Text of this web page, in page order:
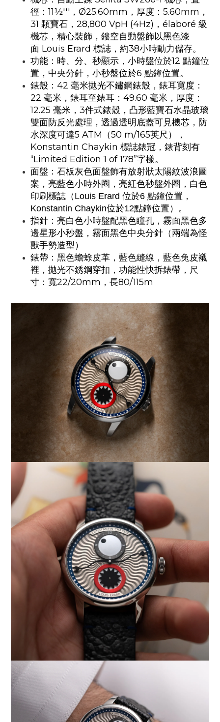
徑：11½''' ， Ø25.60mm ，厚度： 5.60mm ，
31 顆寶石， 28,800 VpH (4Hz) ， élaboré 級
機芯，精心裝飾，鏤空自動盤飾以黑色漆
面 Louis Erard 標誌，約38小時動力儲存。
功能：時、分、秒顯示，小時盤位於12 點鐘位
置，中央分針，小秒盤位於6 點鐘位置。
錶殼： 42 毫米拋光不鏽鋼錶殼，錶耳寬度：
22 毫米，錶耳至錶耳： 49.60 毫米，厚度：
12.25 毫米， 3件式錶殼，凸形藍寶石水晶玻璃
雙面防反光處理，透過透明底蓋可見機芯，防
水深度可達5 ATM （50 m/165英尺），
Konstantin Chaykin 標誌錶冠，錶背刻有
“Limited Edition 1 of 178”字樣。
面盤：石板灰色面盤飾有放射狀太陽紋波浪圖
案，亮藍色小時外圈，亮紅色秒盤外圈，白色
印刷標誌（ Louis Erard 位於6 點鐘位置，
Konstantin Chaykin位於12點鐘位置）。
指針：亮白色小時盤配黑色瞳孔，霧面黑色多
邊星形小秒盤，霧面黑色中央分針（兩端為怪
獸手勢造型）
錶帶：黑色蟾蜍皮革 ，藍色縫線，藍色兔皮襯
裡，拋光不銹鋼穿扣，功能性快拆錶帶，尺
寸：寬22/20mm ，長80/115m